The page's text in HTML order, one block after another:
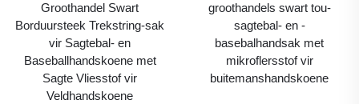
Groothandel Swart
Borduursteek Trekstring-sak
vir Sagtebal- en
Baseballhandskoene met
Sagte Vliesstof vir
Veldhandskoene
groothandels swart tou-
sagtebal- en -
basebalhandsak met
mikroflersstof vir
buitemanshandskoene